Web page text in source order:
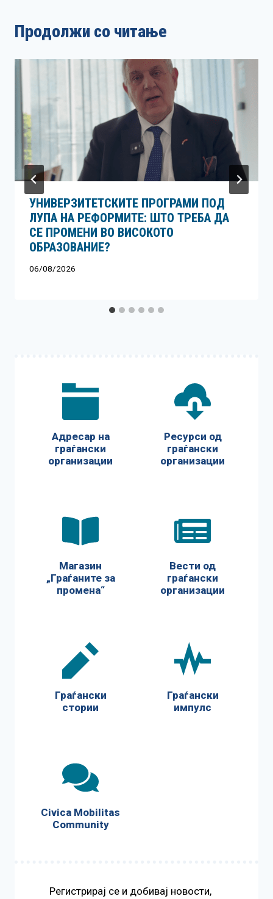
Продолжи со читање
УНИВЕРЗИТЕТСКИТЕ ПРОГРАМИ ПОД
ЛУПА НА РЕФОРМИТЕ: ШТО ТРЕБА ДА
СЕ ПРОМЕНИ ВО ВИСОКОТО
ОБРАЗОВАНИЕ?
06/08/2026
Адресар на
граѓански
организации
Ресурси од
граѓански
организации
Магазин
„Граѓаните за
промена“
Вести од
граѓански
организации
Граѓански
стории
Граѓански
импулс
Civica Mobilitas
Community
Регистрирај се и добивај новости,